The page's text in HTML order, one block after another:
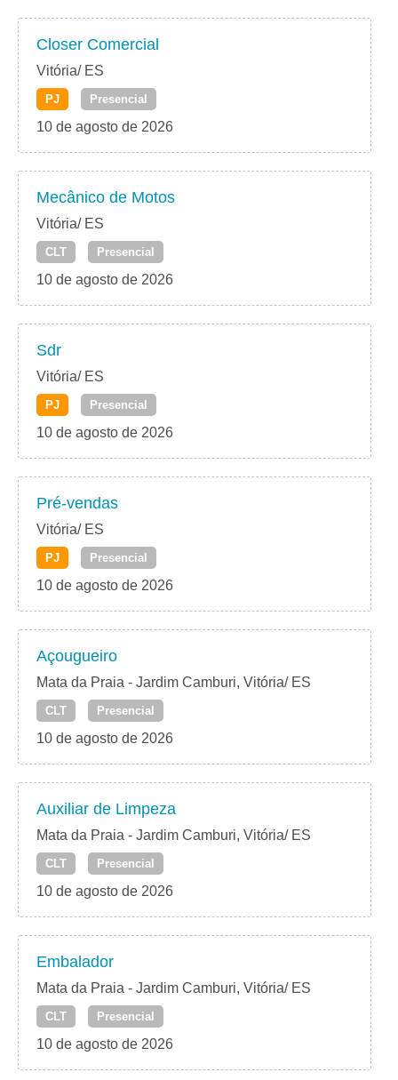
Closer Comercial
Vitória/ ES
PJ Presencial
10 de agosto de 2026
Mecânico de Motos
Vitória/ ES
CLT Presencial
10 de agosto de 2026
Sdr
Vitória/ ES
PJ Presencial
10 de agosto de 2026
Pré-vendas
Vitória/ ES
PJ Presencial
10 de agosto de 2026
Açougueiro
Mata da Praia - Jardim Camburi, Vitória/ ES
CLT Presencial
10 de agosto de 2026
Auxiliar de Limpeza
Mata da Praia - Jardim Camburi, Vitória/ ES
CLT Presencial
10 de agosto de 2026
Embalador
Mata da Praia - Jardim Camburi, Vitória/ ES
CLT Presencial
10 de agosto de 2026